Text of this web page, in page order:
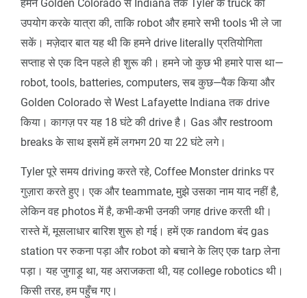
हमने Golden Colorado से Indiana तक Tyler के truck का
उपयोग करके यात्रा की, ताकि robot और हमारे सभी tools भी ले जा
सकें। मज़ेदार बात यह थी कि हमने drive literally प्रतियोगिता
सप्ताह से एक दिन पहले ही शुरू की। हमने जो कुछ भी हमारे पास था—
robot, tools, batteries, computers, सब कुछ—पैक किया और
Golden Colorado से West Lafayette Indiana तक drive
किया। कागज़ पर यह 18 घंटे की drive है। Gas और restroom
breaks के साथ इसमें हमें लगभग 20 या 22 घंटे लगे।
Tyler पूरे समय driving करते रहे, Coffee Monster drinks पर
गुज़ारा करते हुए। एक और teammate, मुझे उसका नाम याद नहीं है,
लेकिन वह photos में है, कभी-कभी उनकी जगह drive करती थी।
रास्ते में, मूसलाधार बारिश शुरू हो गई। हमें एक random बंद gas
station पर रुकना पड़ा और robot को बचाने के लिए एक tarp लेना
पड़ा। यह जुगाड़ू था, यह अराजकता थी, यह college robotics थी।
किसी तरह, हम पहुँच गए।